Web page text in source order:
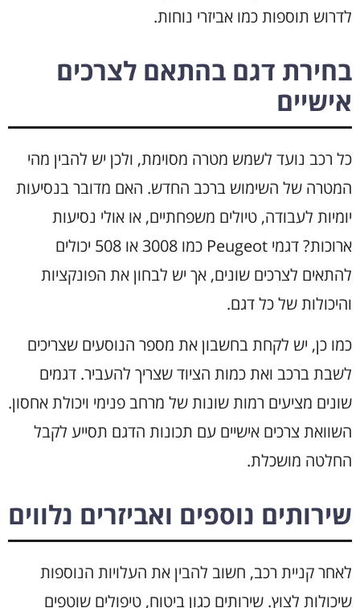
לדרוש תוספות כמו אביזרי נוחות.
בחירת דגם בהתאם לצרכים
אישיים
כל רכב נועד לשמש מטרה מסוימת, ולכן יש להבין מהי
המטרה של השימוש ברכב החדש. האם מדובר בנסיעות
יומיות לעבודה, טיולים משפחתיים, או אולי נסיעות
ארוכות? דגמי Peugeot כמו 3008 או 508 יכולים
להתאים לצרכים שונים, אך יש לבחון את הפונקציות
והיכולות של כל דגם.
כמו כן, יש לקחת בחשבון את מספר הנוסעים שצריכים
לשבת ברכב ואת כמות הציוד שצריך להעביר. דגמים
שונים מציעים רמות שונות של מרחב פנימי ויכולת אחסון.
השוואת צרכים אישיים עם תכונות הדגם תסייע לקבל
החלטה מושכלת.
שירותים נוספים ואביזרים נלווים
לאחר קניית רכב, חשוב להבין את העלויות הנוספות
שיכולות לצוץ. שירותים כגון ביטוח, טיפולים שוטפים